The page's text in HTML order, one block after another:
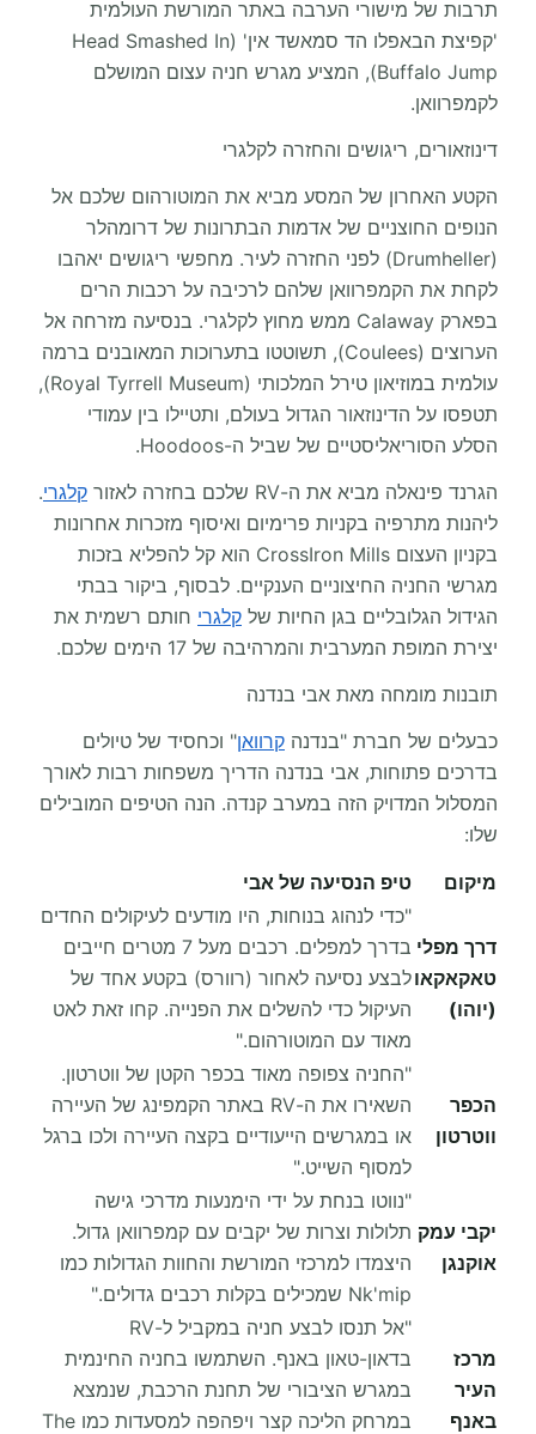
תרבות של מישורי הערבה באתר המורשת העולמית
'קפיצת הבאפלו הד סמאשד אין' (Head Smashed In
Buffalo Jump), המציע מגרש חניה עצום המושלם
לקמפרוואן.
דינוזאורים, ריגושים והחזרה לקלגרי
הקטע האחרון של המסע מביא את המוטורהום שלכם אל
הנופים החוצניים של אדמות הבתרונות של דרומהלר
(Drumheller) לפני החזרה לעיר. מחפשי ריגושים יאהבו
לקחת את הקמפרוואן שלהם לרכיבה על רכבות הרים
בפארק Calaway ממש מחוץ לקלגרי. בנסיעה מזרחה אל
הערוצים (Coulees), תשוטטו בתערוכות המאובנים ברמה
עולמית במוזיאון טירל המלכותי (Royal Tyrrell Museum),
תטפסו על הדינוזאור הגדול בעולם, ותטיילו בין עמודי
הסלע הסוריאליסטיים של שביל ה-Hoodoos.
הגרנד פינאלה מביא את ה-RV שלכם בחזרה לאזור
קלגרי.
ליהנות מתרפיה בקניות פרימיום ואיסוף מזכרות אחרונות
בקניון העצום CrossIron Mills הוא קל להפליא בזכות
מגרשי החניה החיצוניים הענקיים. לבסוף, ביקור בבתי
הגידול הגלובליים בגן החיות של קלגרי חותם רשמית את
יצירת המופת המערבית והמרהיבה של 17 הימים שלכם.
תובנות מומחה מאת אבי בנדנה
כבעלים של חברת "בנדנה קרוואן" וכחסיד של טיולים
בדרכים פתוחות, אבי בנדנה הדריך משפחות רבות לאורך
המסלול המדויק הזה במערב קנדה. הנה הטיפים המובילים
שלו:
מיקום
טיפ הנסיעה של אבי
דרך מפלי
טאקאקאו
(יוהו)
"כדי לנהוג בנוחות, היו מודעים לעיקולים החדים
בדרך למפלים. רכבים מעל 7 מטרים חייבים
לבצע נסיעה לאחור (רוורס) בקטע אחד של
העיקול כדי להשלים את הפנייה. קחו זאת לאט
מאוד עם המוטורהום."
הכפר
ווטרטון
"החניה צפופה מאוד בכפר הקטן של ווטרטון.
השאירו את ה-RV באתר הקמפינג של העיירה
או במגרשים הייעודיים בקצה העיירה ולכו ברגל
למסוף השייט."
יקבי עמק
אוקנגן
"נווטו בנחת על ידי הימנעות מדרכי גישה
תלולות וצרות של יקבים עם קמפרוואן גדול.
היצמדו למרכזי המורשת והחוות הגדולות כמו
Nk'mip שמכילים בקלות רכבים גדולים."
מרכז
העיר
באנף
"אל תנסו לבצע חניה במקביל ל-RV
בדאון-טאון באנף. השתמשו בחניה החינמית
במגרש הציבורי של תחנת הרכבת, שנמצא
במרחק הליכה קצר ויפהפה למסעדות כמו The